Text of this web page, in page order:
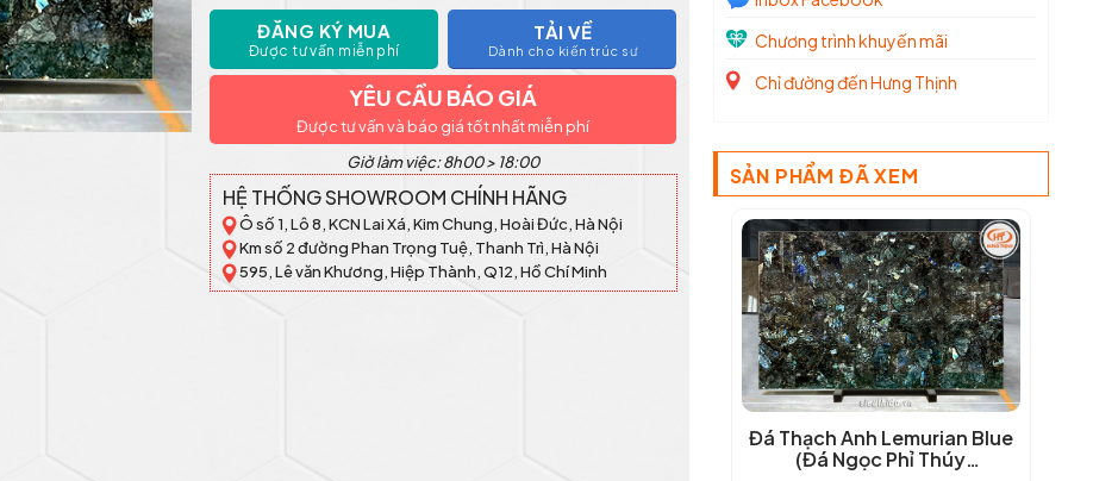
Chương trình khuyến mãi
Chỉ đường đến Hưng Thịnh
SẢN PHẨM ĐÃ XEM
Đá Thạch Anh Lemurian Blue
(Đá Ngọc Phỉ Thúy
ĐĂNG KÝ MUA
Được tư vấn miễn phí
TẢI VỀ
Dành cho kiến trúc sư
YÊU CẦU BÁO GIÁ
Được tư vấn và báo giá tốt nhất miễn phí
Giờ làm việc: 8h00 > 18:00
HỆ THỐNG SHOWROOM CHÍNH HÃNG
Ô số 1, Lô 8, KCN Lai Xá, Kim Chung, Hoài Đức, Hà Nội
Km số 2 đường Phan Trọng Tuệ, Thanh Trì, Hà Nội
595, Lê văn Khương, Hiệp Thành, Q12, Hồ Chí Minh